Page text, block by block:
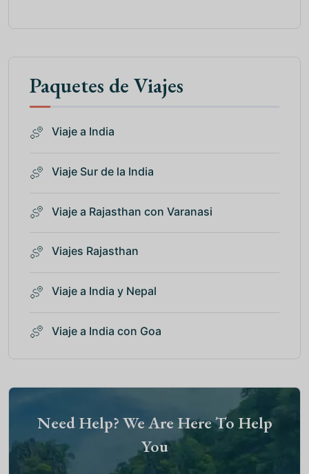
Paquetes de Viajes
Viaje a India
Viaje Sur de la India
Viaje a Rajasthan con Varanasi
Viajes Rajasthan
Viaje a India y Nepal
Viaje a India con Goa
Need Help? We Are Here To Help
You